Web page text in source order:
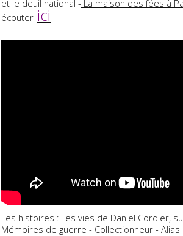
et le deuil national - La maison des fées à
écouter ici
Les histoires : Les vies de Daniel Cordier,
Mémoires de guerre - Collectionneur - Alias